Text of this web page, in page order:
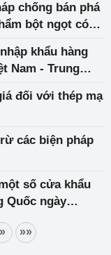
chống bán phá
bột ngọt có
khẩu hàng
Nam - Trung
đối với thép mạ
các biện pháp
số cửa khẩu
Quốc ngày
» »»